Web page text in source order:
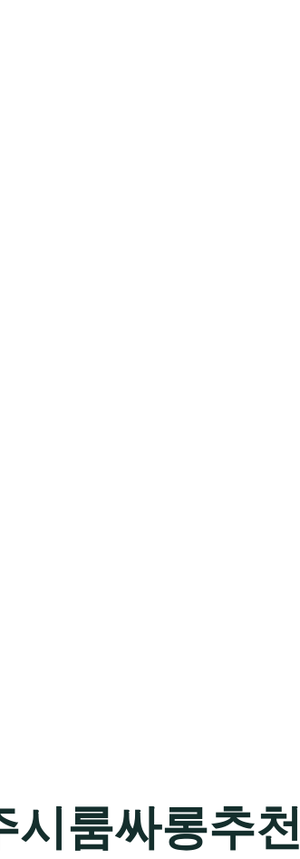
시룸싸롱추천